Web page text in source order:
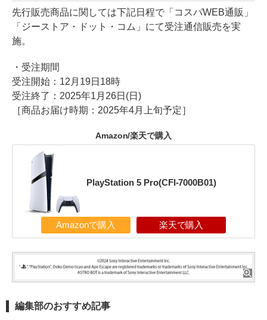
先行販売商品に関しては下記日程で「コスパWEB通販」
「ジーストア・ドット・コム」にて受注通信販売を実
施。
・受注期間
受注開始：12月19日18時
受注終了：2025年1月26日(日)
［商品お届け時期：2025年4月上旬予定］
Amazon/楽天で購入
PlayStation 5 Pro(CFI-7000B01)
Amazonで購入 楽天で購入
編集部のおすすめ記事